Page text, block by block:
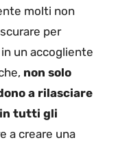
molti non
per
un accogliente
non solo
a rilasciare
tutti gli
a creare una